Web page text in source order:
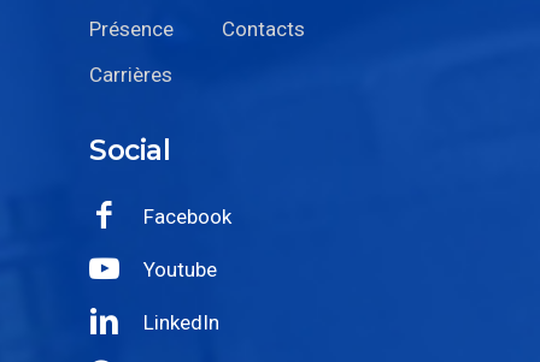
Présence
Contacts
Carrières
Social
Facebook
Youtube
LinkedIn